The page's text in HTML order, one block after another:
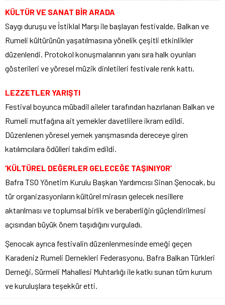
KÜLTÜR VE SANAT BİR ARADA
Saygı duruşu ve İstiklal Marşı ile başlayan festivalde, Balkan ve
Rumeli kültürünün yaşatılmasına yönelik çeşitli etkinlikler
düzenlendi. Protokol konuşmalarının yanı sıra halk oyunları
gösterileri ve yöresel müzik dinletileri festivale renk kattı.
LEZZETLER YARIŞTI
Festival boyunca mübadil aileler tarafından hazırlanan Balkan ve
Rumeli mutfağına ait yemekler davetlilere ikram edildi.
Düzenlenen yöresel yemek yarışmasında dereceye giren
katılımcılara ödülleri takdim edildi.
‘KÜLTÜREL DEĞERLER GELECEĞE TAŞINIYOR’
Bafra TSO Yönetim Kurulu Başkan Yardımcısı Sinan Şenocak, bu
tür organizasyonların kültürel mirasın gelecek nesillere
aktarılması ve toplumsal birlik ve beraberliğin güçlendirilmesi
açısından büyük önem taşıdığını vurguladı.
Şenocak ayrıca festivalin düzenlenmesinde emeği geçen
Karadeniz Rumeli Dernekleri Federasyonu, Bafra Balkan Türkleri
Derneği, Sürmeli Mahallesi Muhtarlığı ile katkı sunan tüm kurum
ve kuruluşlara teşekkür etti.